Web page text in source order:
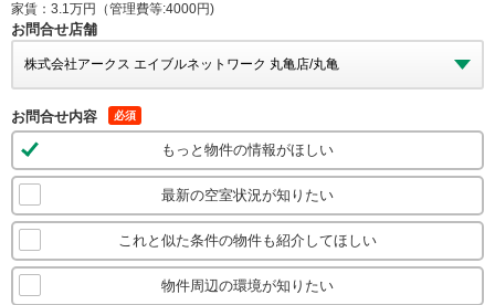
家賃：3.1万円（管理費等:4000円)
お問合せ店舗
お問合せ内容 必須
もっと物件の情報がほしい
最新の空室状況が知りたい
これと似た条件の物件も紹介してほしい
物件周辺の環境が知りたい